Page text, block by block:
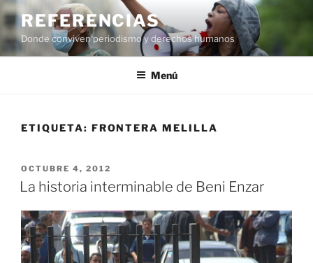
al
contenido
REFERENCIAS
Donde conviven periodismo y derechos humanos
Menú
ETIQUETA: FRONTERA MELILLA
PUBLICADO
EL
OCTUBRE 4, 2012
La historia interminable de Beni Enzar